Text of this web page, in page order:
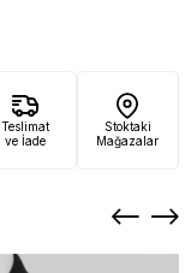
Teslimat
ve İade
Stoktaki
Mağazalar